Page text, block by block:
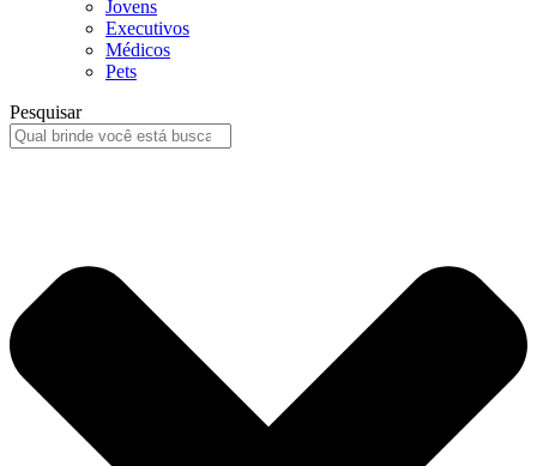
Jovens
Executivos
Médicos
Pets
Pesquisar